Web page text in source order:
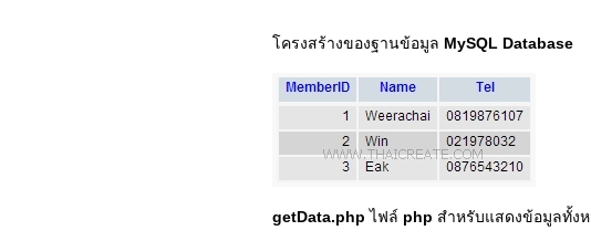
โครงสร้างของฐานข้อมูล MySQL Database
getData.php ไฟล์ php สำหรับแสดงข้อมูลทั้งห